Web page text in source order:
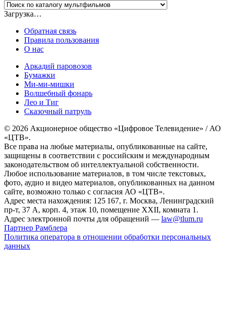
Загрузка…
Обратная связь
Правила пользования
О нас
Аркадий паровозов
Бумажки
Ми-ми-мишки
Волшебный фонарь
Лео и Тиг
Сказочный патруль
© 2026 Акционерное общество «Цифровое Телевидение» / АО
«ЦТВ».
Все права на любые материалы, опубликованные на сайте,
защищены в соответствии с российским и международным
законодательством об интеллектуальной собственности.
Любое использование материалов, в том числе текстовых,
фото, аудио и видео материалов, опубликованных на данном
сайте, возможно только с согласия АО «ЦТВ».
Адрес места нахождения: 125 167, г. Москва, Ленинградский
пр-т, 37 А, корп. 4, этаж 10, помещение XXII, комната 1.
Адрес электронной почты для обращений — law@tlum.ru
Партнер Рамблера
Политика оператора в отношении обработки персональных
данных